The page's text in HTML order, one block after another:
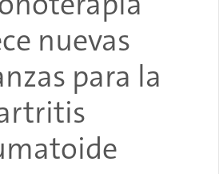
nuevas
para la